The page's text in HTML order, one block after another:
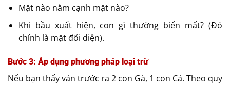
Mặt nào nằm cạnh mặt nào?
Khi bầu xuất hiện, con gì thường biến mất? (Đó
chính là mặt đối diện).
Bước 3: Áp dụng phương pháp loại trừ
Nếu bạn thấy ván trước ra 2 con Gà, 1 con Cá. Theo quy